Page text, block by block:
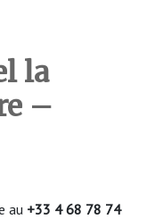
la
–
au +33 4 68 78 74